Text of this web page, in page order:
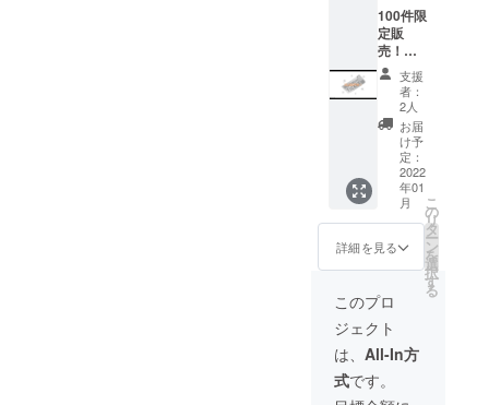
その後
当店に
ご来店
された
際に直
接メー
ルを確
認する
ことで
の引き
換えと
させて
頂きま
す。 郵
ン提供
ませ
ん。直
接のみ
とさせ
100件限
定販
売！使
用期限
無し！
500円割
引券40
（2000
0円分）
をリ
ターン
として
お渡し
致しま
メール
を送信
させて
頂き、
その後
当店に
ご来店
支援
者：
2人
お届
け予
定：
2022
年01
月
詳細を見る
こ
の
リ
タ
ー
ン
を
選
択
す
る
このプロ
ジェクト
は、 All-In方
式です。